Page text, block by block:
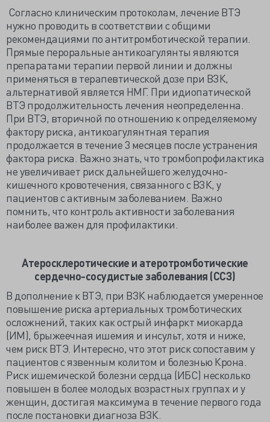
Согласно клиническим протоколам, лечение ВТЭ
нужно проводить в соответствии с общими
рекомендациями по антитромботической терапии.
Прямые пероральные антикоагулянты являются
препаратами терапии первой линии и должны
применяться в терапевтической дозе при ВЗК,
альтернативой является НМГ. При идиопатической
ВТЭ продолжительность лечения неопределенна.
При ВТЭ, вторичной по отношению к определяемому
фактору риска, антикоагулянтная терапия
продолжается в течение 3 месяцев после устранения
фактора риска. Важно знать, что тромбопрофилактика
не увеличивает риск дальнейшего желудочно-
кишечного кровотечения, связанного с ВЗК, у
пациентов с активным заболеванием. Важно
помнить, что контроль активности заболевания
наиболее важен для профилактики.
Атеросклеротические и атеротромботические
сердечно-сосудистые заболевания (ССЗ)
В дополнение к ВТЭ, при ВЗК наблюдается умеренное
повышение риска артериальных тромботических
осложнений, таких как острый инфаркт миокарда
(ИМ), брыжеечная ишемия и инсульт, хотя и ниже,
чем риск ВТЭ. Интересно, что этот риск сопоставим у
пациентов с язвенным колитом и болезнью Крона.
Риск ишемической болезни сердца (ИБС) несколько
повышен в более молодых возрастных группах и у
женщин, достигая максимума в течение первого года
после постановки диагноза ВЗК.